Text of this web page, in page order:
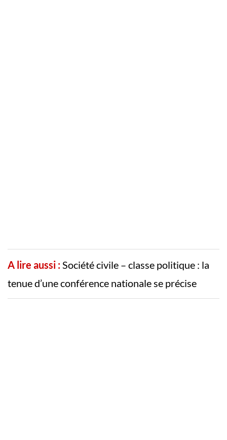
A lire aussi :Société civile – classe politique : la
tenue d’une conférence nationale se précise